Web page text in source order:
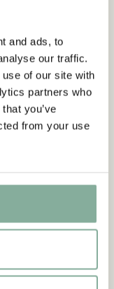
and ads, to
our traffic.
of our site with
partners who
you’ve
from your use